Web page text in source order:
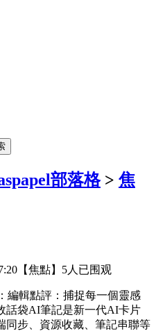
部落格> 焦
【焦點】 5人已围观
編輯點評：捕捉每一個靈感
話袋AI筆記是新一代AI卡片
同步、資源收藏、筆記串聯等